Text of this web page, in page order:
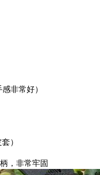
非常好）
）
，非常牢固